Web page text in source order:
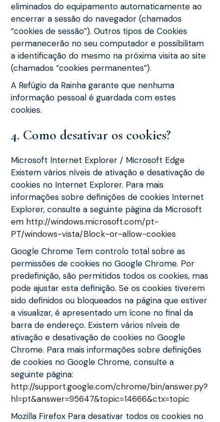
eliminados do equipamento automaticamente ao
encerrar a sessão do navegador (chamados
“cookies de sessão”). Outros tipos de Cookies
permanecerão no seu computador e possibilitam
a identificação do mesmo na próxima visita ao site
(chamados “cookies permanentes”).
A Refúgio da Rainha garante que nenhuma
informação pessoal é guardada com estes
cookies.
4. Como desativar os cookies?
Microsoft Internet Explorer / Microsoft Edge
Existem vários níveis de ativação e desativação de
cookies no Internet Explorer. Para mais
informações sobre definições de cookies Internet
Explorer, consulte a seguinte página da Microsoft
em http://windows.microsoft.com/pt-
PT/windows-vista/Block-or-allow-cookies
Google Chrome Tem controlo total sobre as
permissões de cookies no Google Chrome. Por
predefinição, são permitidos todos os cookies, mas
pode ajustar esta definição. Se os cookies tiverem
sido definidos ou bloqueados na página que estiver
a visualizar, é apresentado um ícone no final da
barra de endereço. Existem vários níveis de
ativação e desativação de cookies no Google
Chrome. Para mais informações sobre definições
de cookies no Google Chrome, consulte a
seguinte página:
http://support.google.com/chrome/bin/answer.py?
hl=pt&answer=95647&topic=14666&ctx=topic
Mozilla Firefox Para desativar todos os cookies no